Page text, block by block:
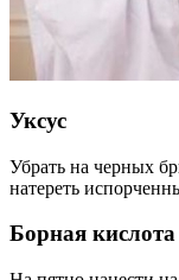
Уксус
Убрать на черных
натереть
Борная кислота